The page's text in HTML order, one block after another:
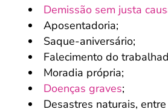
Demissão sem justa
Aposentadoria;
Saque-aniversário;
Falecimento do
Moradia própria;
Doenças graves;
Desastres naturais,